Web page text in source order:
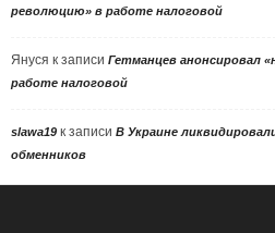
революцию» в работе налоговой
Януся к записи Гетманцев анонсировал
работе налоговой
slawa19 к записи В Украине
обменников